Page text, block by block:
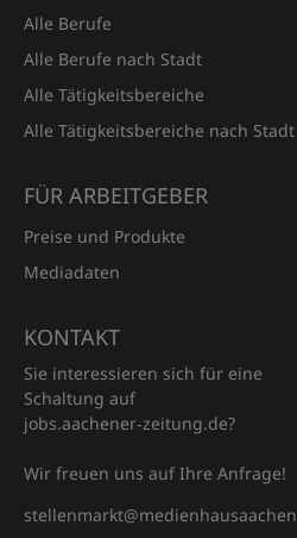
Alle Berufe
Alle Berufe nach Stadt
Alle Tätigkeitsbereiche
Alle Tätigkeitsbereiche nach Stadt
FÜR ARBEITGEBER
Preise und Produkte
Mediadaten
KONTAKT
Sie interessieren sich für eine
Schaltung auf
jobs.aachener‑zeitung.de?
Wir freuen uns auf Ihre Anfrage!